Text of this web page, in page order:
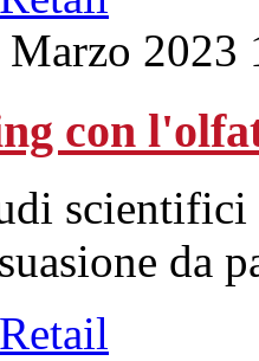
2023
con
da
Retail